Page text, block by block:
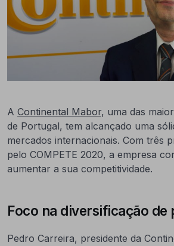
A Continental Mabor, uma das
de Portugal, tem alcançado uma
mercados internacionais. Com três
pelo COMPETE 2020, a empresa
aumentar a sua competitividade.
Foco na diversificação de
Pedro Carreira, presidente da